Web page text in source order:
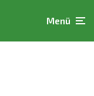
Menü